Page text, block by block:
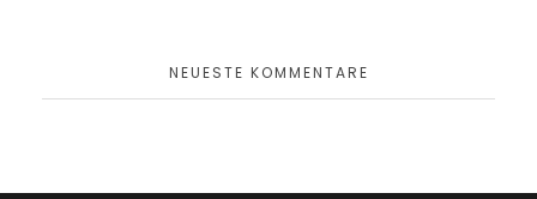
NEUESTE KOMMENTARE